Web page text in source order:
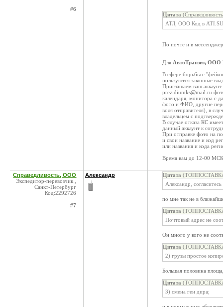
#6
Цитата
АТЛ, ООО Код в
По почте и в
Для АвтоТранзит, ООО
В сфере борьбы с
пользуются законные
Приглашаем ваш
prezidiumks@mail.ru
календаря, монитора с
фото и ФИО, другие
воля отправителя), в
владельцем с
В случае отказа КС
данный аккаунт к
При отправке фото на
и свои название и код
или названия и кода
Время вам до 12-00
Справедливость, ООО
Экспедитор-перевозчик ,
Санкт-Петербург
Код:2292726
#7
Александр Цитата
Александр,
по мне так не в
Цитата
Почтовый адрес не
Он много у кого не
Цитата
2) грузы простое
Большая половина
Цитата
3) смена ген дира;